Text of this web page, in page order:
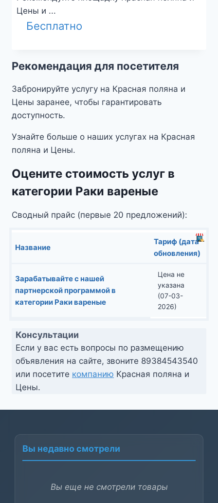
Цены и ...
Бесплатно
Рекомендация для посетителя
Забронируйте услугу на Красная поляна и
Цены заранее, чтобы гарантировать
доступность.
Узнайте больше о наших услугах на Красная
поляна и Цены.
Оцените стоимость услуг в
категории Раки вареные
Сводный прайс (первые 20 предложений):
Название
Тариф (дата
обновления)
Зарабатывайте с нашей
партнерской программой в
категории Раки вареные
Цена не
указана
(07-03-
2026)
Консультации
Если у вас есть вопросы по размещению
объявления на сайте, звоните 89384543540
или посетите компанию Красная поляна и
Цены.
Вы недавно смотрели
Вы еще не смотрели товары